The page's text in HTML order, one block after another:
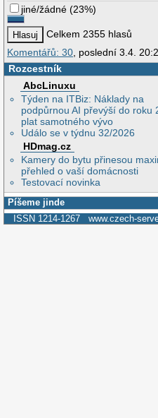
jiné/žádné (23%)
Celkem 2355 hlasů
Komentářů: 30 , poslední 3.4.
Rozcestník
AbcLinuxu
Týden na ITBiz: Náklady na
podpůrnou AI převýší do roku
plat samotného vývo
Událo se v týdnu 32/2026
HDmag.cz
Kamery do bytu přinesou
přehled o vaší domácnosti
Testovací novinka
Píšeme jinde
ISSN 1214-1267 www.czech-